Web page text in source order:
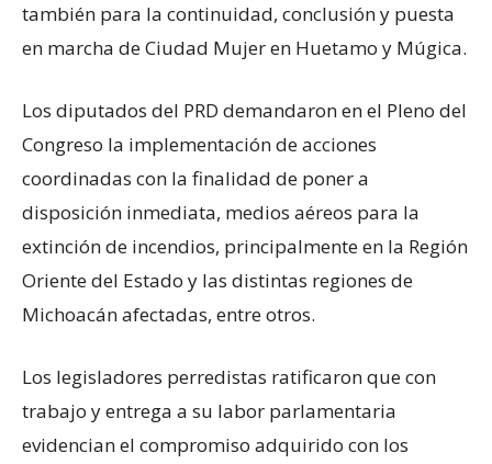
también para la continuidad, conclusión y puesta
en marcha de Ciudad Mujer en Huetamo y Múgica.
Los diputados del PRD demandaron en el Pleno del
Congreso la implementación de acciones
coordinadas con la finalidad de poner a
disposición inmediata, medios aéreos para la
extinción de incendios, principalmente en la Región
Oriente del Estado y las distintas regiones de
Michoacán afectadas, entre otros.
Los legisladores perredistas ratificaron que con
trabajo y entrega a su labor parlamentaria
evidencian el compromiso adquirido con los